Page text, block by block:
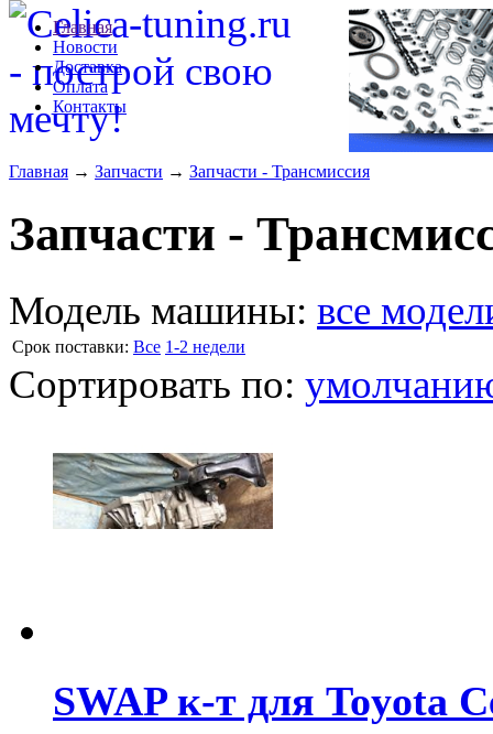
Главная
Новости
Доставка
Оплата
Контакты
Главная → Запчасти → Запчасти - Трансмиссия
Запчасти -
Модель машины: все
Cрок поставки: Все 1-2 недели
Сортировать по:
SWAP к-т для Toyota